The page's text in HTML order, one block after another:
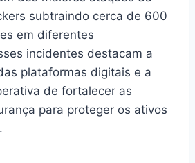
subtraindo cerca de 600
em diferentes
incidentes destacam a
plataformas digitais e a
de fortalecer as
para proteger os ativos